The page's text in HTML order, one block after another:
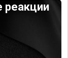
реакции